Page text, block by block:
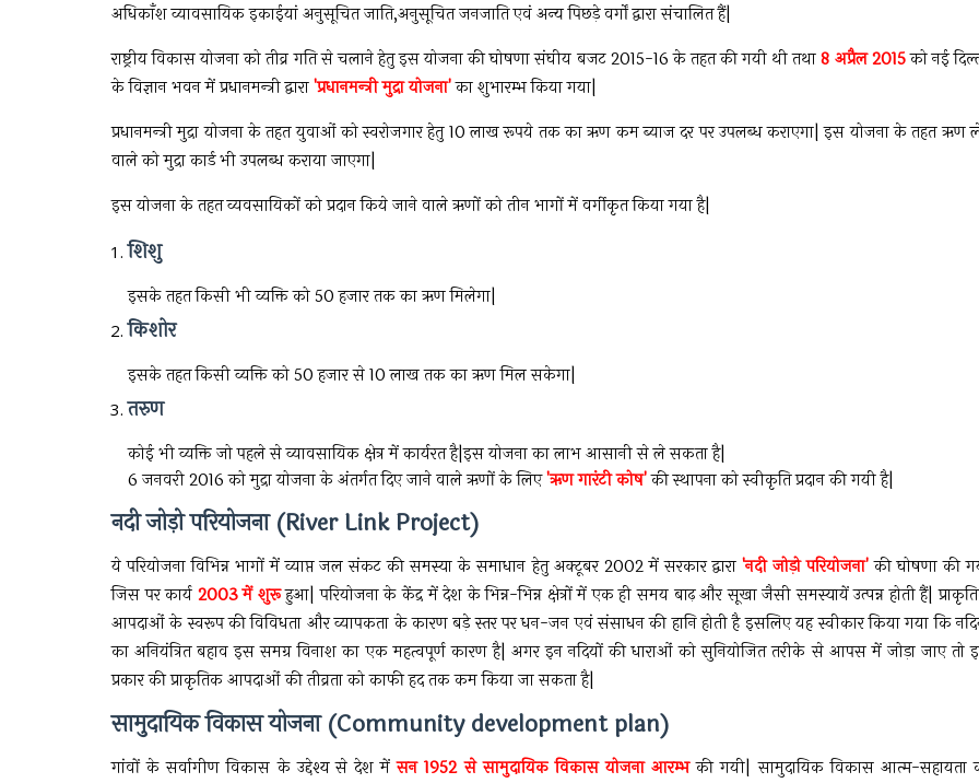
अधिकाँश व्यावसायिक इकाईयां अनुसूचित जाति,अनुसूचित जनजाति एवं अन्य पिछड़े वर्गों द्वारा संचालित हैं|
राष्ट्रीय विकास योजना को तीव्र गति से चलाने हेतु इस योजना की घोषणा संघीय बजट 2015-16 के तहत की गयी थी तथा8 अप्रैल 2015को नई
के विज्ञान भवन में प्रधानमन्त्री द्वारा'प्रधानमन्त्री मुद्रा योजना'का शुभारम्भ किया गया|
प्रधानमन्त्री मुद्रा योजना के तहत युवाओं को स्वरोजगार हेतु 10 लाख रूपये तक का ऋण कम ब्याज दर पर उपलब्ध कराएगा| इस योजना के तहत ऋण
वाले को मुद्रा कार्ड भी उपलब्ध कराया जाएगा|
इस योजना के तहत व्यवसायिकों को प्रदान किये जाने वाले ऋणों को तीन भागों में वर्गीकृत किया गया है|
शिशु
इसके तहत किसी भी व्यक्ति को 50 हजार तक का ऋण मिलेगा|
किशोर
इसके तहत किसी व्यक्ति को 50 हजार से 10 लाख तक का ऋण मिल सकेगा|
तरुण
कोई भी व्यक्ति जो पहले से व्यावसायिक क्षेत्र में कार्यरत है|इस योजना का लाभ आसानी से ले सकता है|
6 जनवरी 2016 को मुद्रा योजना के अंतर्गत दिए जाने वाले ऋणों के लिए'ऋण गारंटी कोष'की स्थापना को स्वीकृति प्रदान की गयी है|
नदी जोड़ो परियोजना (River Link Project)
ये परियोजना विभिन्न भागों में व्याप्त जल संकट की समस्या के समाधान हेतु अक्टूबर 2002 में सरकार द्वारा 'नदी जोड़ो परियोजना'की घोषणा की
जिस पर कार्य 2003 में शुरूहुआ| परियोजना के केंद्र में देश के भिन्न-भिन्न क्षेत्रों में एक ही समय बाढ़ और सूखा जैसी समस्यायें उत्पन्न होती हैं|
आपदाओं के स्वरूप की विविधता और व्यापकता के कारण बड़े स्तर पर धन-जन एवं संसाधन की हानि होती है इसलिए यह स्वीकार किया गया कि
का अनियंत्रित बहाव इस समग्र विनाश का एक महत्वपूर्ण कारण है| अगर इन नदियों की धाराओं को सुनियोजित तरीके से आपस में जोड़ा जाए तो
प्रकार की प्राकृतिक आपदाओं की तीव्रता को काफी हद तक कम किया जा सकता है|
सामुदायिक विकास योजना (Community development plan)
गांवों के सर्वागीण विकास के उद्देश्य से देश मेंसन 1952 से सामुदायिक विकास योजना आरम्भकी गयी| सामुदायिक विकास आत्म-सहायता